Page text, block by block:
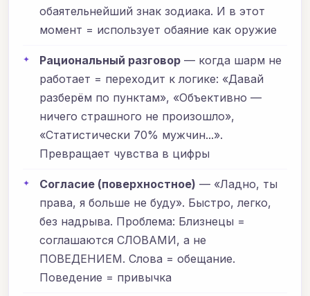
обаятельнейший знак зодиака. И в этот
момент = использует обаяние как оружие
Рациональный разговор — когда шарм не
работает = переходит к логике: «Давай
разберём по пунктам», «Объективно —
ничего страшного не произошло»,
«Статистически 70% мужчин...».
Превращает чувства в цифры
Согласие (поверхностное) — «Ладно, ты
права, я больше не буду». Быстро, легко,
без надрыва. Проблема: Близнецы =
соглашаются СЛОВАМИ, а не
ПОВЕДЕНИЕМ. Слова = обещание.
Поведение = привычка